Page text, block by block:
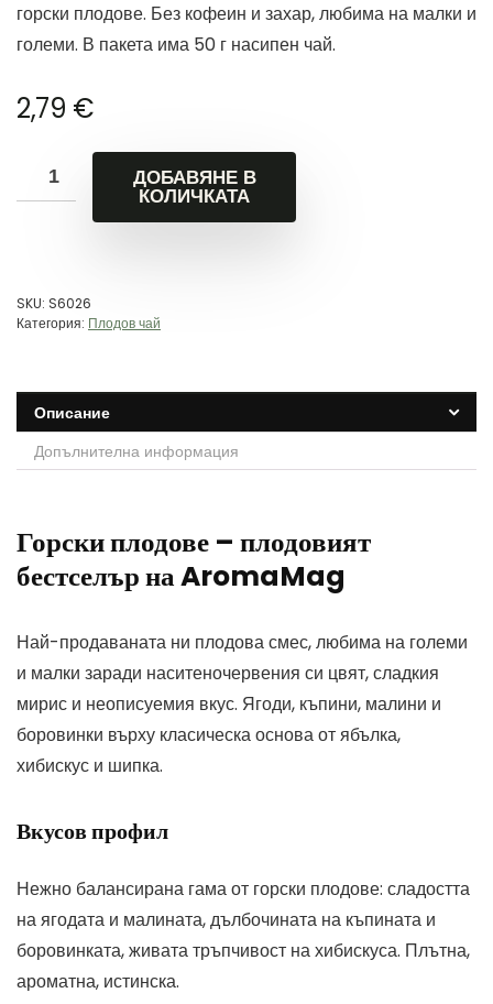
горски плодове. Без кофеин и захар, любима на малки и
големи. В пакета има 50 г насипен чай.
2,79 €
ДОБАВЯНЕ В
КОЛИЧКАТА
SKU: S6026
Категория: Плодов чай
Описание
Допълнителна информация
Горски плодове – плодовият
бестселър на AromaMag
Най-продаваната ни плодова смес, любима на големи
и малки заради наситеночервения си цвят, сладкия
мирис и неописуемия вкус. Ягоди, къпини, малини и
боровинки върху класическа основа от ябълка,
хибискус и шипка.
Вкусов профил
Нежно балансирана гама от горски плодове: сладостта
на ягодата и малината, дълбочината на къпината и
боровинката, живата тръпчивост на хибискуса. Плътна,
ароматна, истинска.